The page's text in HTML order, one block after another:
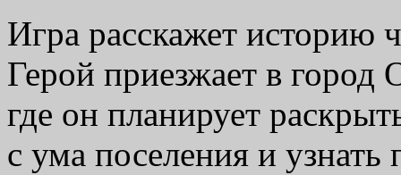
Игра расскажет историю
Герой приезжает в город
где он планирует
с ума поселения и